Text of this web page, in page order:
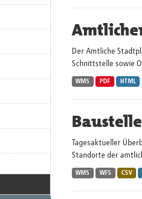
Der Amtliche
Schnittstelle sowie
WMS PDF HTML
Tagesaktueller
Standorte der
WMS WFS CSV